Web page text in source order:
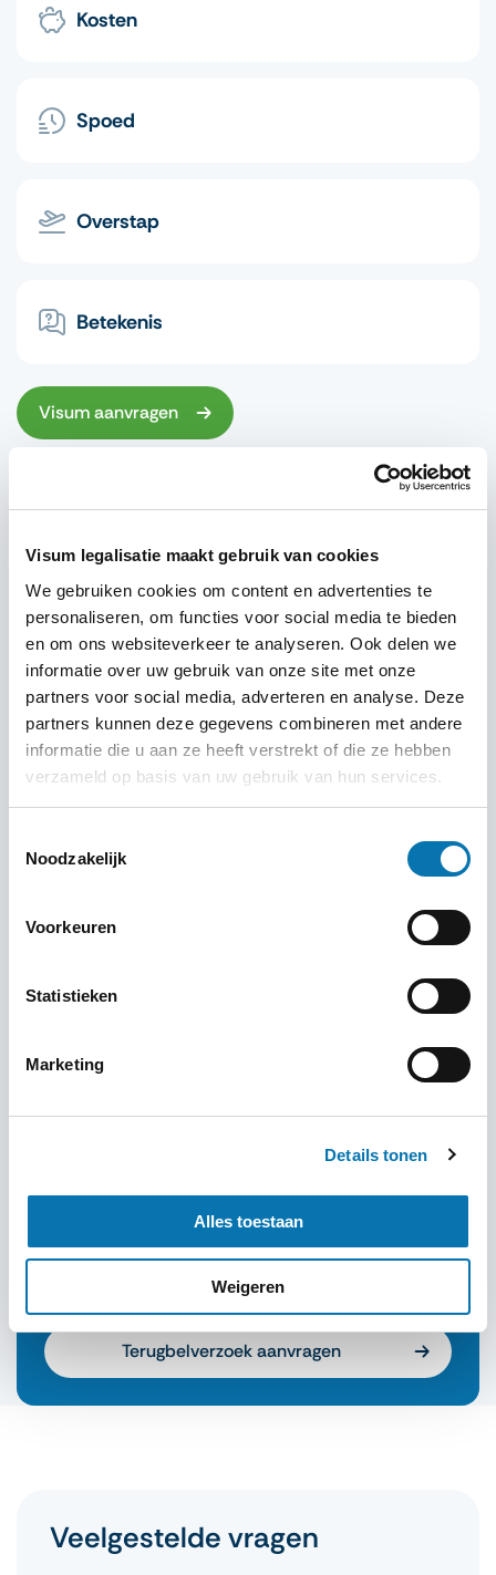
Visum legalisatie maakt gebruik van cookies
We gebruiken cookies om content en advertenties te
personaliseren, om functies voor social media te bieden
en om ons websiteverkeer te analyseren. Ook delen we
informatie over uw gebruik van onze site met onze
partners voor social media, adverteren en analyse. Deze
partners kunnen deze gegevens combineren met andere
informatie die u aan ze heeft verstrekt of die ze hebben
verzameld op basis van uw gebruik van hun services.
Noodzakelijk
Voorkeuren
Statistieken
Marketing
Details tonen
Alles toestaan
Weigeren
Kosten
Spoed
Overstap
Betekenis
Visum aanvragen
Visum of legalisatie aanvragen kan
gemakkelijk gebeuren
Heeft u vragen over hoe u een specifiek visum kunt
aanvragen en welke voorwaarden hiermee gemoeid zijn?
Dan kunt u een kijkje nemen op de betreffende
bestemmingspagina onder het kopje visums in het
zoekmenu. U kunt dan per bestemming zien welke
documenten u nodig heeft, welke voorwaarden en typen
visumaanvragen er zijn voor de door u gekozen
uw bestemming hier niet bij? Dat is geen probleem!
Traveldocs helpt u namelijk graag waar mogelijk bij het
bestemmingen die geen eigen pagina op onze website
Meer informatie nodig over jouw
Liever persoonlijk contact? Vraag een
terugbelverzoek aan!
Terugbelverzoek aanvragen
Veelgestelde vragen